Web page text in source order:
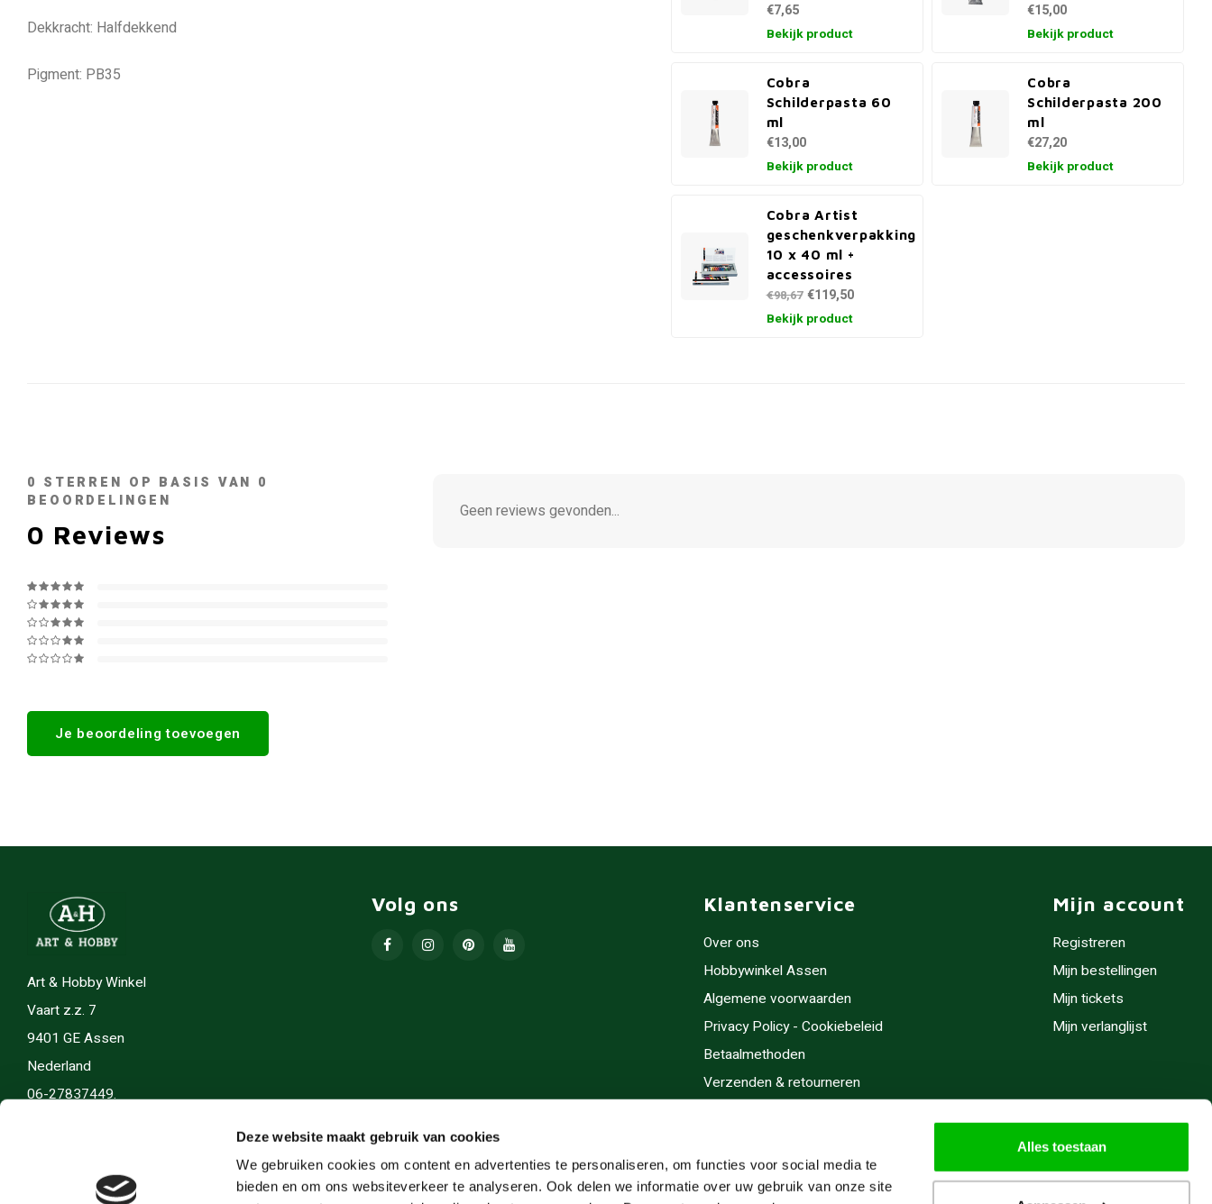
Deze website maakt gebruik van cookies
We gebruiken cookies om content en advertenties te personaliseren, om functies voor social media te
bieden en om ons websiteverkeer te analyseren. Ook delen we informatie over uw gebruik van onze site
Alles toestaan
Dekkracht: Halfdekkend
Pigment: PB35
€7,65
Bekijk product
€15,00
Bekijk product
Cobra
Schilderpasta 60
ml
€13,00
Bekijk product
Cobra
Schilderpasta 200
ml
€27,20
Bekijk product
Cobra Artist
geschenkverpakking
10 x 40 ml +
accessoires
€98,67 €119,50
Bekijk product
0 STERREN OP BASIS VAN 0
BEOORDELINGEN
0 Reviews
Je beoordeling toevoegen
Geen reviews gevonden...
Art & Hobby Winkel
Vaart z.z. 7
9401 GE Assen
Nederland
06-27837449.
Volg ons Klantenservice
Over ons
Hobbywinkel Assen
Algemene voorwaarden
Privacy Policy - Cookiebeleid
Betaalmethoden
Verzenden & retourneren
Cadeaubonnen
Inlijsten
Mijn account
Registreren
Mijn bestellingen
Mijn tickets
Mijn verlanglijst